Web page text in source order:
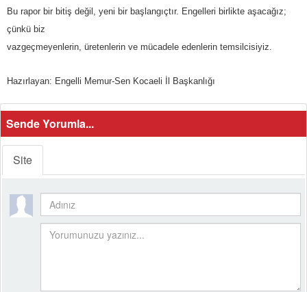
Bu rapor bir bitiş değil, yeni bir başlangıçtır. Engelleri birlikte aşacağız;
çünkü biz
vazgeçmeyenlerin, üretenlerin ve mücadele edenlerin temsilcisiyiz.
Hazırlayan: Engelli Memur-Sen Kocaeli İl Başkanlığı
Sende Yorumla...
Site